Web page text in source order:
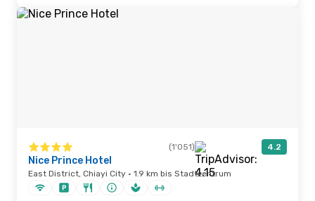
(1'051) 4.2
Nice Prince Hotel
East District, Chiayi City · 1.9 km bis Stadtzentrum